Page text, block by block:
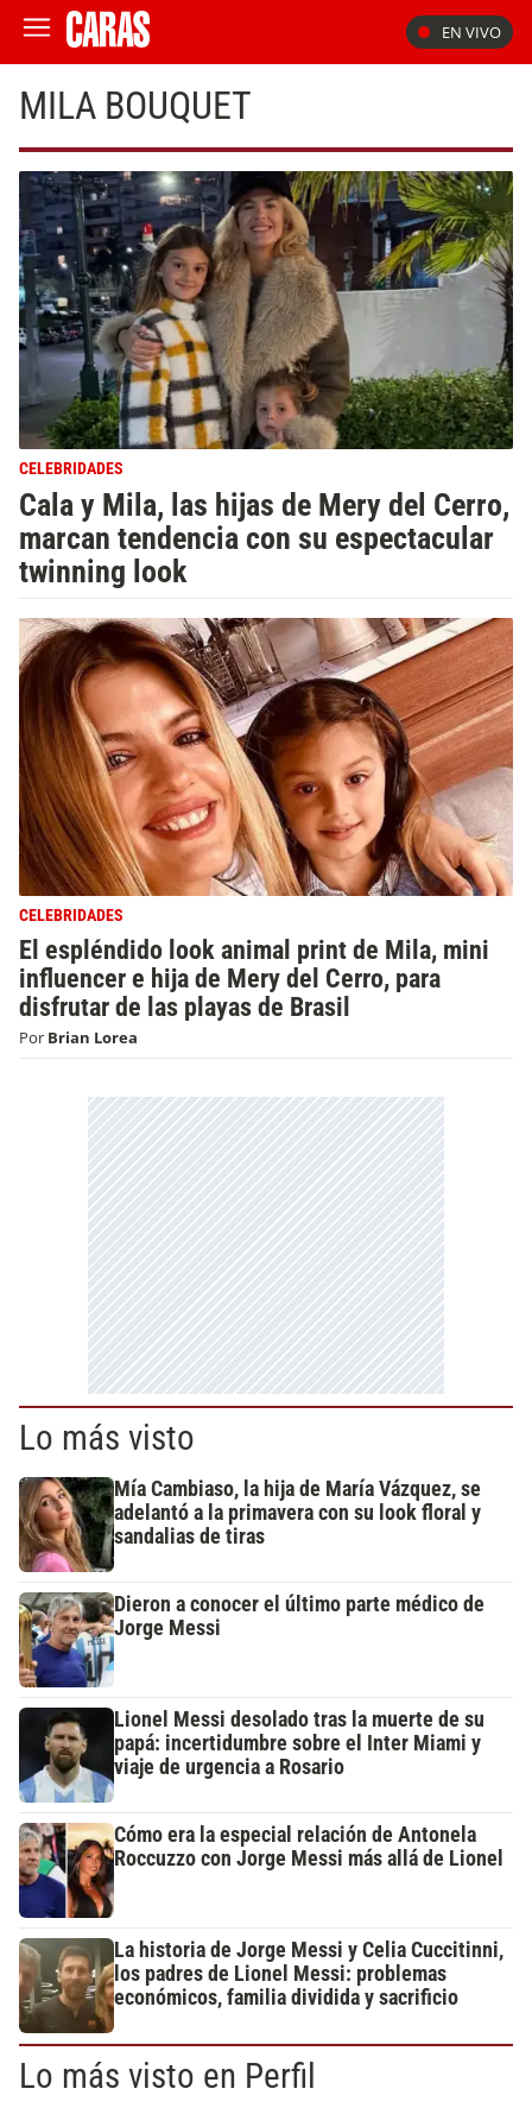
EN VIVO
MILA BOUQUET
CELEBRIDADES
Cala y Mila, las hijas de Mery del Cerro,
marcan tendencia con su espectacular
twinning look
CELEBRIDADES
El espléndido look animal print de Mila, mini
influencer e hija de Mery del Cerro, para
disfrutar de las playas de Brasil
Por Brian Lorea
Lo más visto
Mía Cambiaso, la hija de María Vázquez, se
adelantó a la primavera con su look floral y
sandalias de tiras
Dieron a conocer el último parte médico de
Jorge Messi
Lionel Messi desolado tras la muerte de su
papá: incertidumbre sobre el Inter Miami y
viaje de urgencia a Rosario
Cómo era la especial relación de Antonela
Roccuzzo con Jorge Messi más allá de Lionel
La historia de Jorge Messi y Celia Cuccitinni,
los padres de Lionel Messi: problemas
económicos, familia dividida y sacrificio
Lo más visto en Perfil